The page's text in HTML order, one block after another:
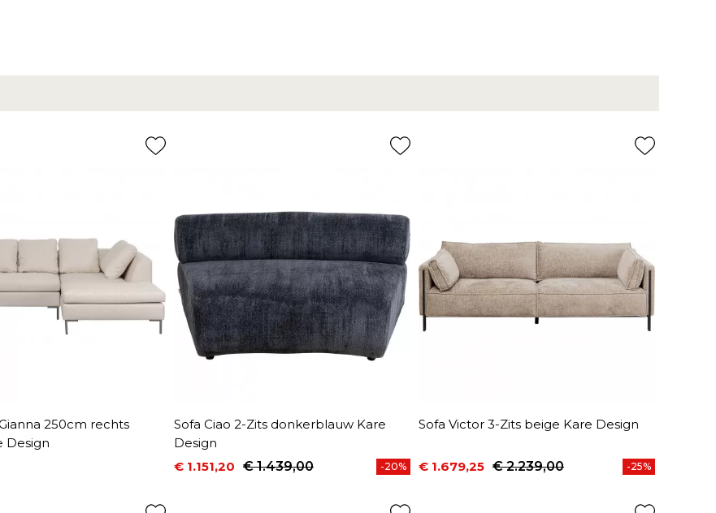
250cm rechts
Design
Sofa Ciao 2-Zits donkerblauw Kare
Design
Prijs
€ 1.151,20
Normale prijs€ 1.439,00 -20%
Sofa Victor 3-Zits beige Kare Design
Prijs
€ 1.679,25
Normale prijs€ 2.239,00 -25%